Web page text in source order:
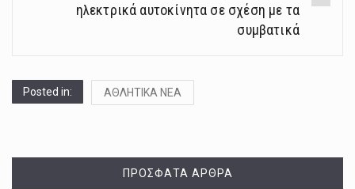
ηλεκτρικά αυτοκίνητα σε σχέση με τα
συμβατικά
Posted in: ΑΘΛΗΤΙΚΑ ΝΕΑ
ΠΡΌΣΦΑΤΑ ΆΡΘΡΑ